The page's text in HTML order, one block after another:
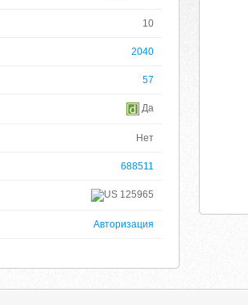
10
2040
57
Да
Нет
688511
125965
Авторизация